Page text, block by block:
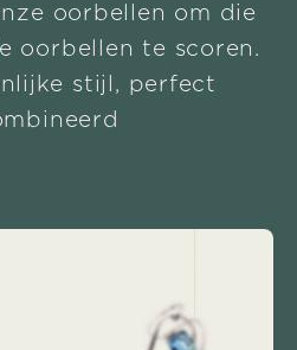
oorbellen om die
oorbellen te scoren.
stijl, perfect